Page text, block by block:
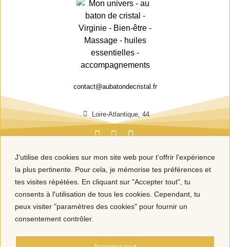
J'utilise des cookies sur mon site web pour t'offrir l'expérience
la plus pertinente. Pour cela, je mémorise tes préférences et
tes visites répétées. En cliquant sur "Accepter tout", tu
consents à l'utilisation de tous les cookies. Cependant, tu
peux visiter "paramètres des cookies" pour fournir un
consentement contrôler.
contact@aubatondecristal.fr
Loire-Atlantique, 44